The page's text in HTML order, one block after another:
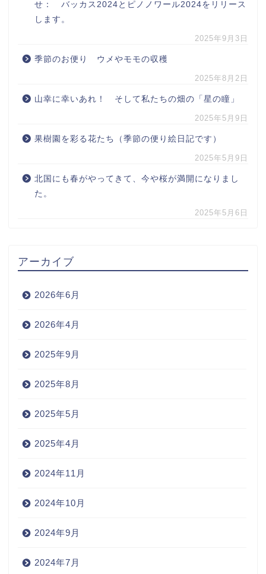
せ： バッカス2024とピノノワール2024をリリース
します。
2025年9月3日
季節のお便り ウメやモモの収穫
2025年8月2日
山幸に幸いあれ！ そして私たちの畑の「星の瞳」
2025年5月9日
果樹園を彩る花たち（季節の便り絵日記です）
2025年5月9日
北国にも春がやってきて、今や桜が満開になりまし
た。
2025年5月6日
アーカイブ
2026年6月
2026年4月
2025年9月
2025年8月
2025年5月
2025年4月
2024年11月
2024年10月
2024年9月
2024年7月